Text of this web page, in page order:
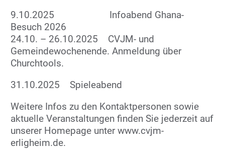
9.10.2025 Infoabend Ghana-
Besuch 2026
24.10. – 26.10.2025 CVJM- und
Gemeindewochenende. Anmeldung über
Churchtools.
31.10.2025
Spieleabend
Weitere Infos zu den Kontaktpersonen sowie
aktuelle Veranstaltungen finden Sie jederzeit auf
unserer Homepage unter www.cvjm-
erligheim.de.